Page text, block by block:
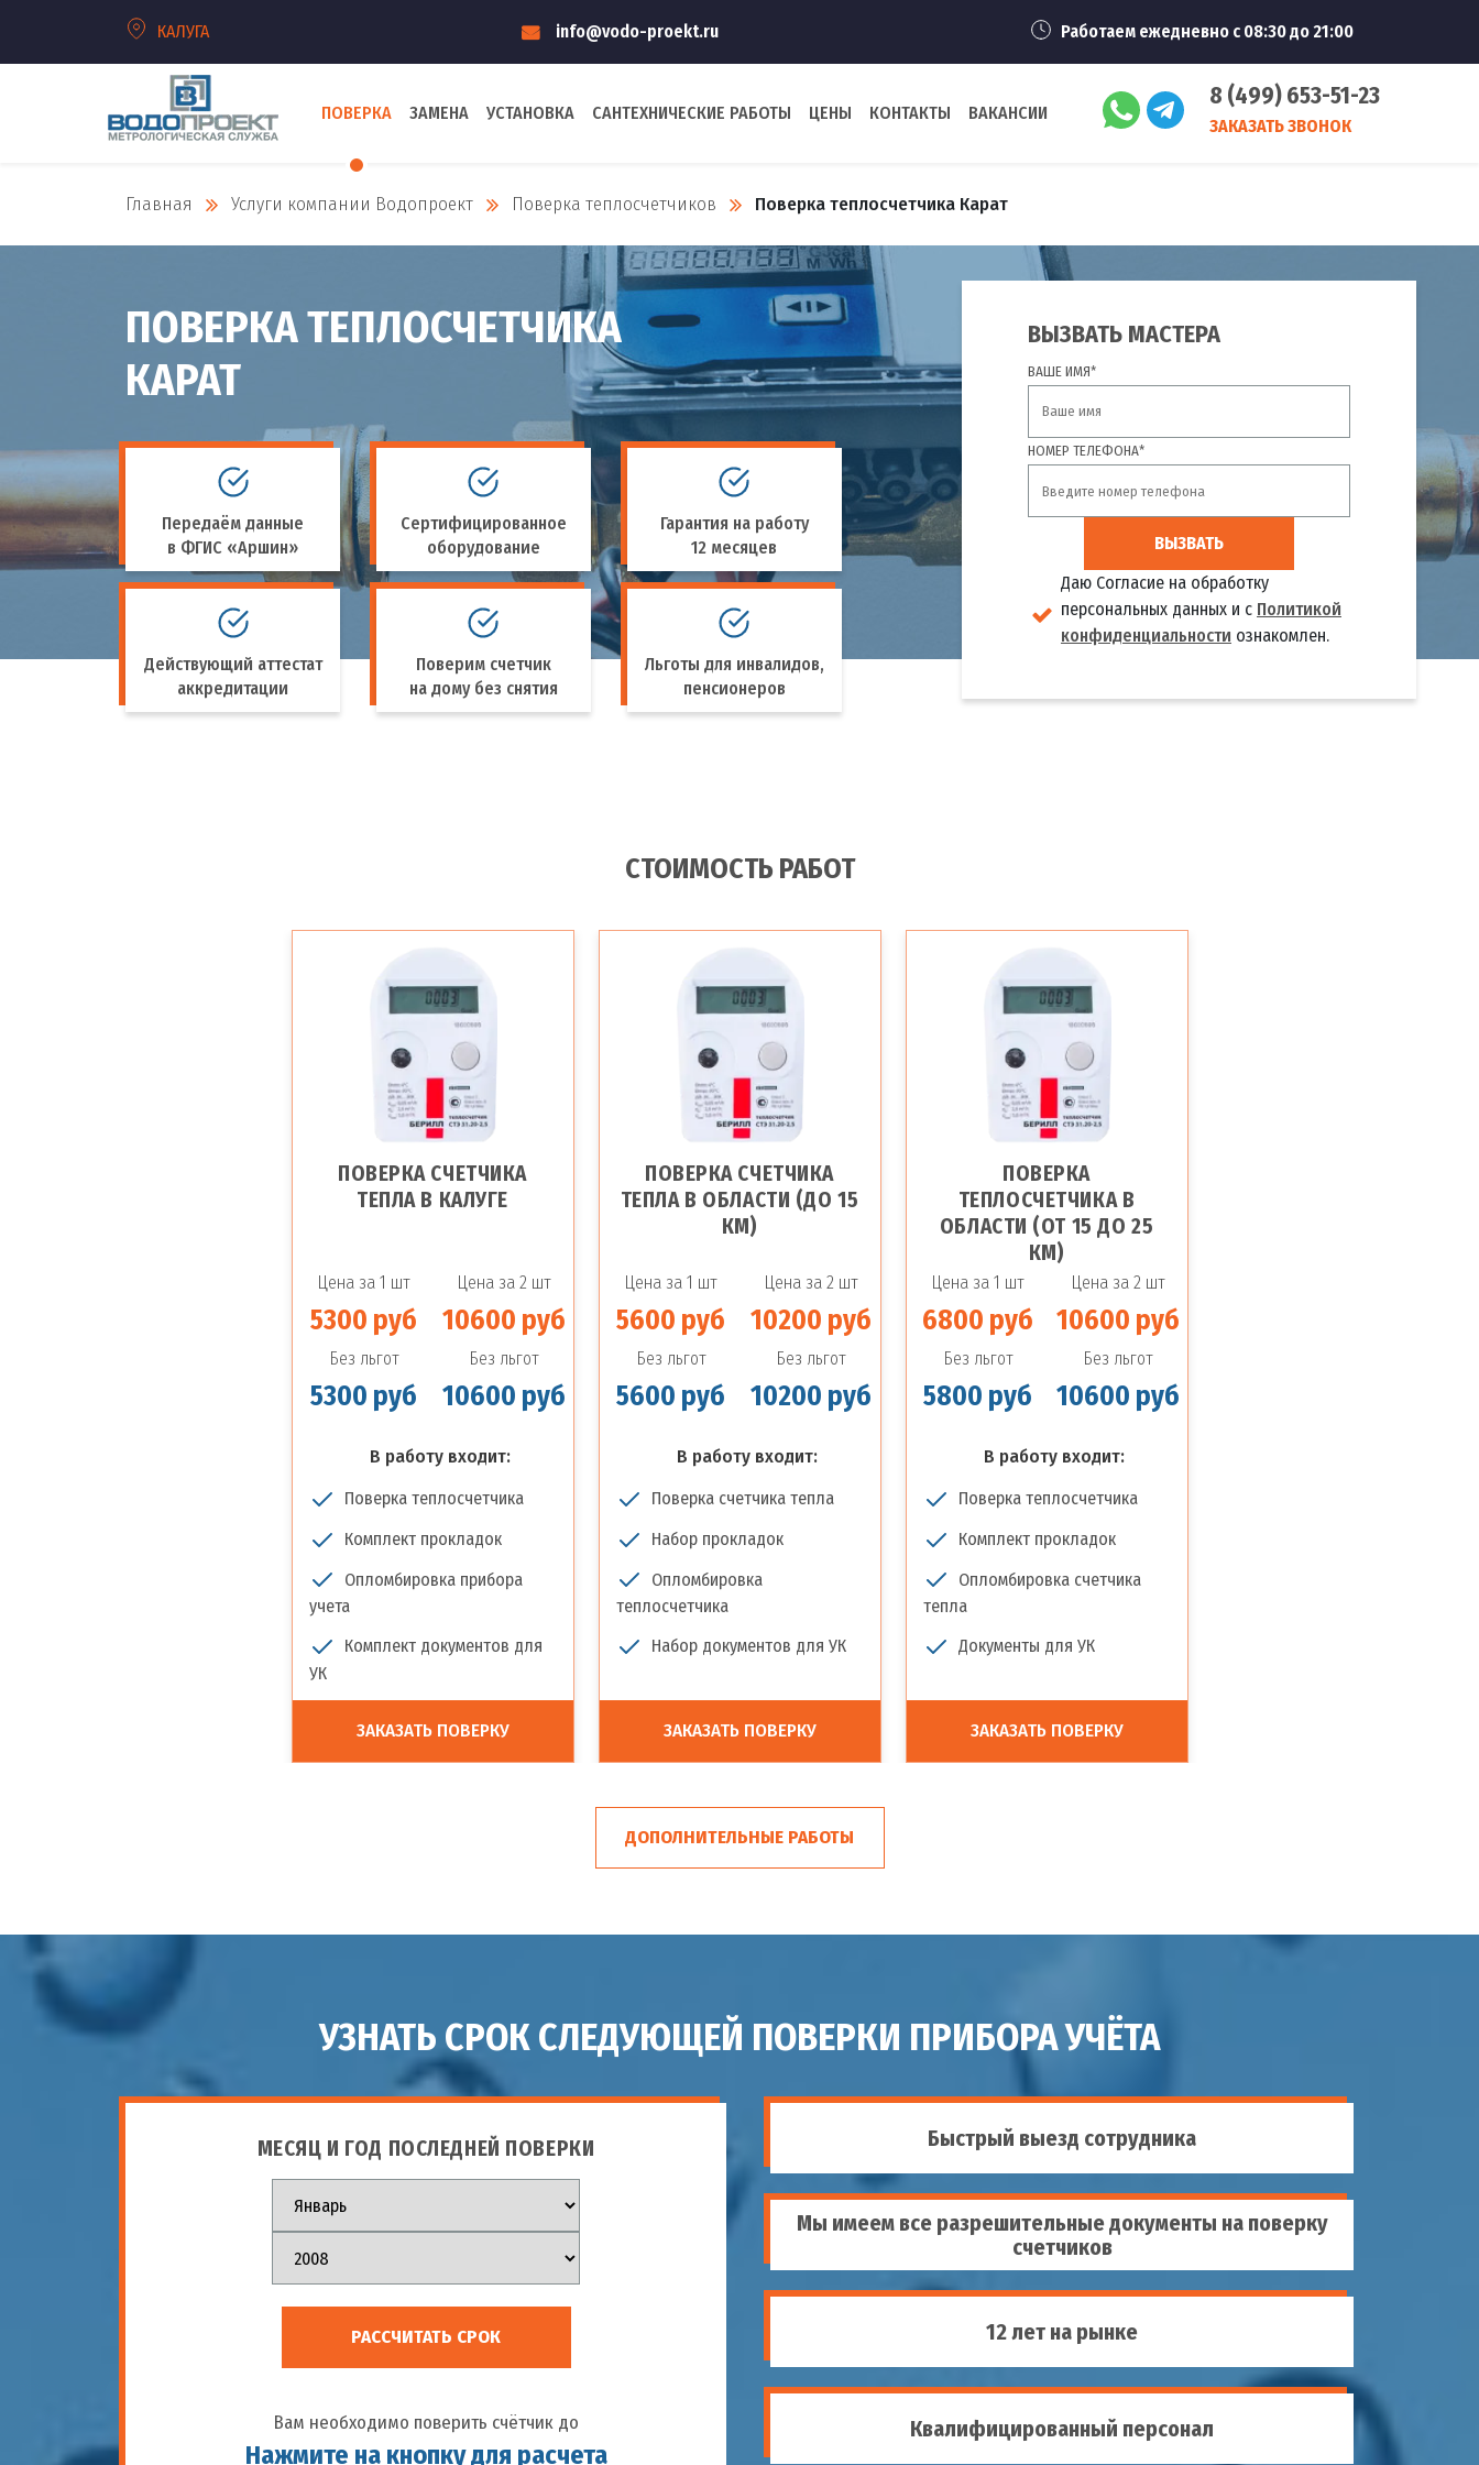
КАЛУГА info@vodo-proekt.ru Работаем ежедневно с 08:30 до 21:00
ПОВЕРКА ЗАМЕНА УСТАНОВКА САНТЕХНИЧЕСКИЕ РАБОТЫ ЦЕНЫ КОНТАКТЫ ВАКАНСИИ
8 (499) 653-51-23
ЗАКАЗАТЬ ЗВОНОК
Главная Услуги компании Водопроект Поверка теплосчетчиков Поверка теплосчетчика Карат
ПОВЕРКА ТЕПЛОСЧЕТЧИКА
КАРАТ
Передаём данные
в ФГИС «Аршин»
Сертифицированное
оборудование
Гарантия на работу
12 месяцев
Действующий аттестат
аккредитации
Поверим счетчик
на дому без снятия
Льготы для инвалидов,
пенсионеров
ВЫЗВАТЬ МАСТЕРА
ВАШЕ ИМЯ*
НОМЕР ТЕЛЕФОНА*
ВЫЗВАТЬ
Даю Согласие на обработку
персональных данных и с Политикой
конфиденциальности ознакомлен.
СТОИМОСТЬ РАБОТ
ПОВЕРКА СЧЕТЧИКА
ТЕПЛА В КАЛУГЕ
Цена за 1 шт Цена за 2 шт
5300 руб 10600 руб
Без льгот Без льгот
5300 руб 10600 руб
В работу входит:
Поверка теплосчетчика
Комплект прокладок
Опломбировка прибора
учета
Комплект документов для
УК
ЗАКАЗАТЬ ПОВЕРКУ
ПОВЕРКА СЧЕТЧИКА
ТЕПЛА В ОБЛАСТИ (ДО 15
КМ)
Цена за 1 шт Цена за 2 шт
5600 руб 10200 руб
Без льгот Без льгот
5600 руб 10200 руб
В работу входит:
Поверка счетчика тепла
Набор прокладок
Опломбировка
теплосчетчика
Набор документов для УК
ЗАКАЗАТЬ ПОВЕРКУ
ПОВЕРКА
ТЕПЛОСЧЕТЧИКА В
ОБЛАСТИ (ОТ 15 ДО 25
КМ)
Цена за 1 шт Цена за 2 шт
6800 руб 10600 руб
Без льгот Без льгот
5800 руб 10600 руб
В работу входит:
Поверка теплосчетчика
Комплект прокладок
Опломбировка счетчика
тепла
Документы для УК
ЗАКАЗАТЬ ПОВЕРКУ
ДОПОЛНИТЕЛЬНЫЕ РАБОТЫ
УЗНАТЬ СРОК СЛЕДУЮЩЕЙ ПОВЕРКИ ПРИБОРА УЧЁТА
МЕСЯЦ И ГОД ПОСЛЕДНЕЙ ПОВЕРКИ
РАССЧИТАТЬ СРОК
Вам необходимо поверить счётчик до
Нажмите на кнопку для расчета
Быстрый выезд сотрудника
Мы имеем все разрешительные документы на поверку
счетчиков
12 лет на рынке
Квалифицированный персонал